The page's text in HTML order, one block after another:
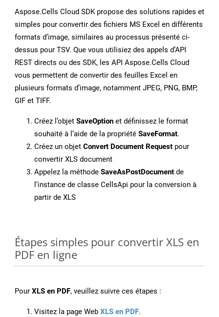
Aspose.Cells Cloud SDK propose des solutions rapides et
simples pour convertir des fichiers MS Excel en différents
formats d’image, similaires au processus présenté ci-
dessus pour TSV. Que vous utilisiez des appels d’API
REST directs ou des SDK, les API Aspose.Cells Cloud
vous permettent de convertir des feuilles Excel en
plusieurs formats d’image, notamment JPEG, PNG, BMP,
GIF et TIFF.
Créez l’objet SaveOption et définissez le format
souhaité à l’aide de la propriété SaveFormat.
Créez un objet Convert Document Request pour
convertir XLS document
Appelez la méthode SaveAsPostDocument de
l’instance de classe CellsApi pour la conversion à
partir de XLS
Étapes simples pour convertir XLS en
PDF en ligne
Pour XLS en PDF, veuillez suivre ces étapes :
Visitez la page Web XLS en PDF.